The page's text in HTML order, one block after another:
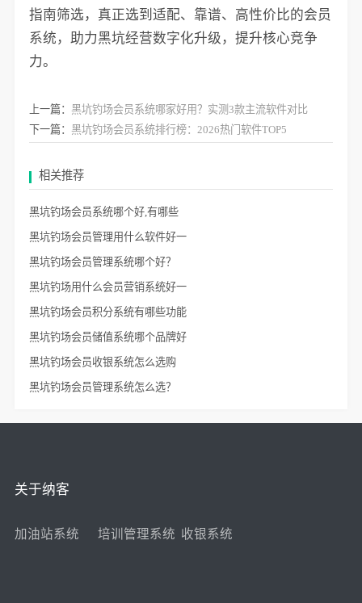
指南筛选，真正选到适配、靠谱、高性价比的会员
系统，助力黑坑经营数字化升级，提升核心竞争
力。
上一篇： 黑坑钓场会员系统哪家好用？实测3款主流软件对比
下一篇： 黑坑钓场会员系统排行榜：2026热门软件TOP5
相关推荐
黑坑钓场会员系统哪个好,有哪些
黑坑钓场会员管理用什么软件好一
黑坑钓场会员管理系统哪个好？
黑坑钓场用什么会员营销系统好一
黑坑钓场会员积分系统有哪些功能
黑坑钓场会员储值系统哪个品牌好
黑坑钓场会员收银系统怎么选购
黑坑钓场会员管理系统怎么选？
关于纳客
加油站系统 培训管理系统 收银系统